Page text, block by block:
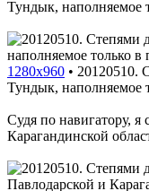
Тундык, наполняемое
1280x960 • 20120510.
Тундык, наполняемое
Судя по навигатору,
Карагандинской